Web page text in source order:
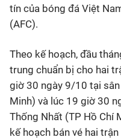
tín của bóng đá Việt
(AFC).
Theo kế hoạch, đầu
trung chuẩn bị cho hai
giờ 30 ngày 9/10 tại
Minh) và lúc 19 giờ 30
Thống Nhất (TP Hồ Chí
kế hoạch bán vé hai